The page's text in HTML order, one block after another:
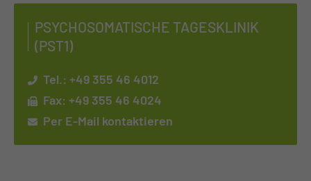
PSY­CHO­SO­MA­TI­SCHE TA­GES­KLI­NIK
(PST1)
Tel.: +49 355 46 4012
Fax: +49 355 46 4024
Per E-Mail kontaktieren